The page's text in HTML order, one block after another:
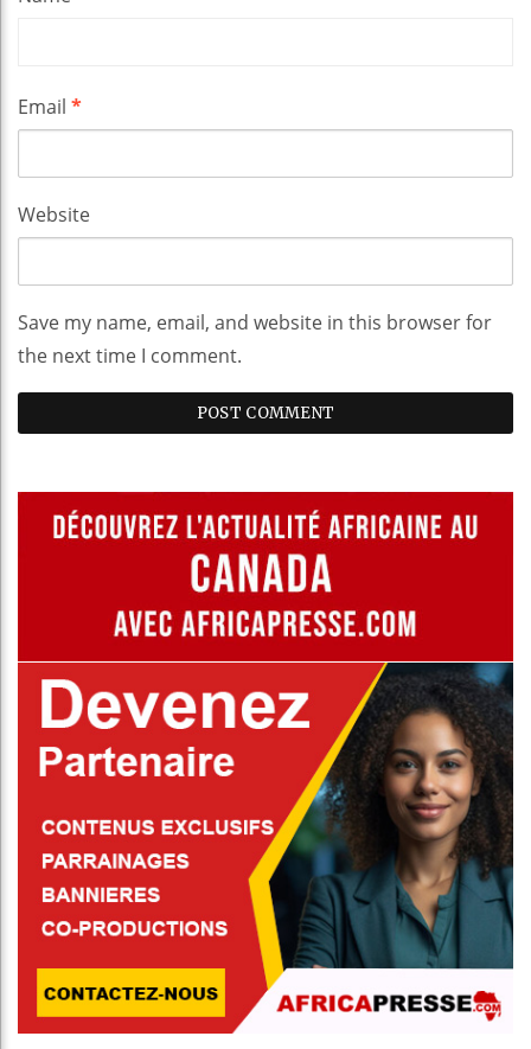
Email *
Website
Save my name, email, and website in this browser for
the next time I comment.